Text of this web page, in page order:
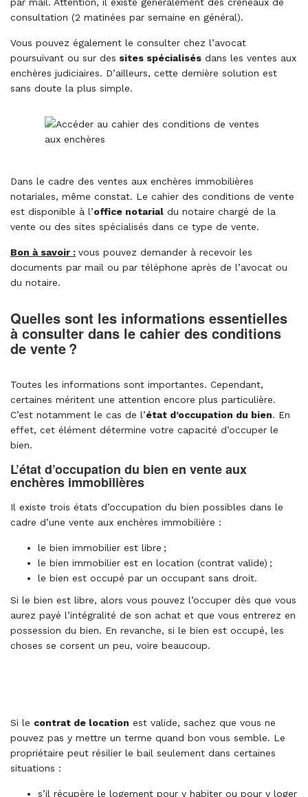
consultation (2 matinées par semaine en général).
Vous pouvez également le consulter chez l’avocat
poursuivant ou sur des sites spécialisés dans les ventes aux
enchères judiciaires. D’ailleurs, cette dernière solution est
sans doute la plus simple.
Dans le cadre des ventes aux enchères immobilières
notariales, même constat. Le cahier des conditions de vente
est disponible à l’office notarial du notaire chargé de la
vente ou des sites spécialisés dans ce type de vente.
Bon à savoir : vous pouvez demander à recevoir les
documents par mail ou par téléphone après de l’avocat ou
du notaire.
Quelles sont les informations essentielles
à consulter dans le cahier des conditions
de vente ?
Toutes les informations sont importantes. Cependant,
certaines méritent une attention encore plus particulière.
C’est notamment le cas de l’état d’occupation du bien. En
effet, cet élément détermine votre capacité d’occuper le
bien.
L’état d’occupation du bien en vente aux
enchères immobilières
Il existe trois états d’occupation du bien possibles dans le
cadre d’une vente aux enchères immobilière :
le bien immobilier est libre ;
le bien immobilier est en location (contrat valide) ;
le bien est occupé par un occupant sans droit.
Si le bien est libre, alors vous pouvez l’occuper dès que vous
aurez payé l’intégralité de son achat et que vous entrerez en
possession du bien. En revanche, si le bien est occupé, les
choses se corsent un peu, voire beaucoup.
Si le contrat de location est valide, sachez que vous ne
pouvez pas y mettre un terme quand bon vous semble. Le
propriétaire peut résilier le bail seulement dans certaines
situations :
s’il récupère le logement pour y habiter ou pour y loger